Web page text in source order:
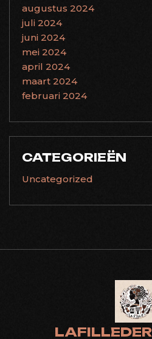
augustus 2024
juli 2024
juni 2024
mei 2024
april 2024
maart 2024
februari 2024
CATEGORIEËN
Uncategorized